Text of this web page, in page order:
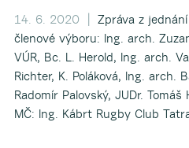
14. 6. 2020 |
Zpráva z
členové výboru: Ing. arch.
VÚR, Bc. L. Herold, Ing. arch.
Richter, K. Poláková, Ing. arch.
Radomír Palovský, JUDr.
MČ: Ing. Kábrt Rugby Club